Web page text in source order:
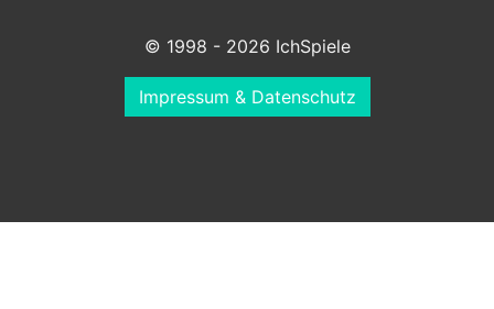
© 1998 - 2026 IchSpiele
Impressum & Datenschutz